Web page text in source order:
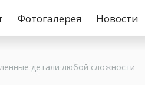
Фотогалерея Новости
детали любой сложности